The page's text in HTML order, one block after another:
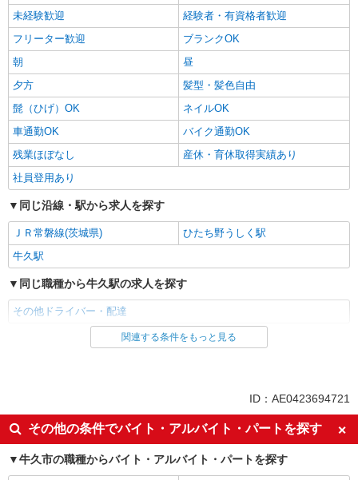
未経験歓迎
経験者・有資格者歓迎
フリーター歓迎
ブランクOK
朝
昼
夕方
髪型・髪色自由
髭（ひげ）OK
ネイルOK
車通勤OK
バイク通勤OK
残業ほぼなし
産休・育休取得実績あり
社員登用あり
同じ沿線・駅から求人を探す
ＪＲ常磐線(茨城県)
ひたち野うしく駅
牛久駅
同じ職種から牛久駅の求人を探す
その他ドライバー・配達
同じ雇用形態から牛久駅の求人を探す
入社日応相談
新卒・第二新卒歓迎
女性活躍中
ミドル（40代～）活躍中
エルダー（50代～）活躍中
自転車通勤OK
関連する条件をもっと見る
ID：AE0423694721
その他の条件でバイト・アルバイト・パートを探す
牛久市の職種からバイト・アルバイト・パートを探す